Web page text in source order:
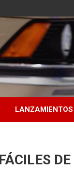
LANZAMIENTOS
DE